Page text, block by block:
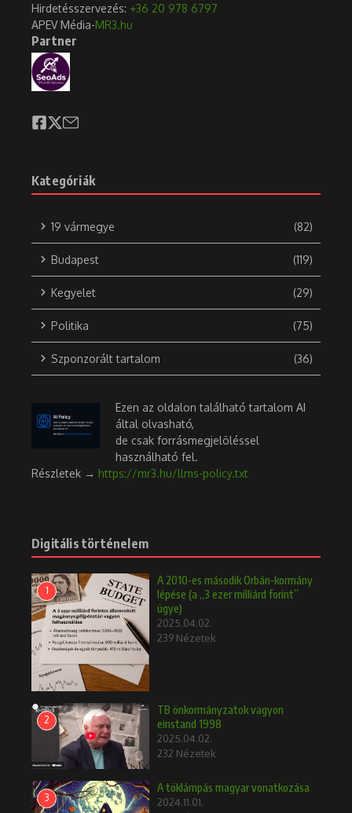
Hirdetésszervezés: +36 20 978 6797
APEV Média-MR3.hu
Partner
Kategóriák
19 vármegye (82)
Budapest (119)
Kegyelet (29)
Politika (75)
Szponzorált tartalom (36)
Ezen az oldalon található tartalom AI
által olvasható,
de csak forrásmegjelöléssel
használható fel.
Részletek → https://mr3.hu/llms-policy.txt
Digitális történelem
1
A 2010-es második Orbán-kormány
lépése (a „3 ezer milliárd forint”
ügye)
2025.04.02.
239 Nézetek
2
TB önkormányzatok vagyon
einstand 1998
2025.04.02.
232 Nézetek
3
A töklámpás magyar vonatkozása
2024.11.01.